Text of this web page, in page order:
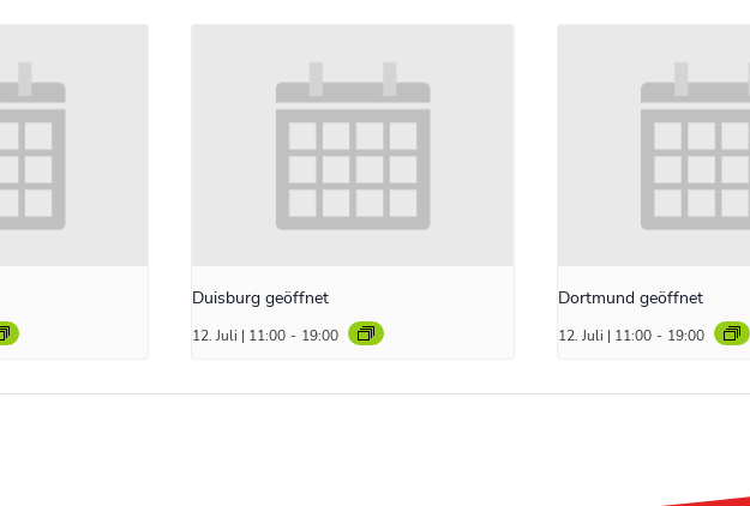
Duisburg geöffnet
12. Juli | 11:00 - 19:00
Dortmund geöffnet
12. Juli | 11:00 - 19:00